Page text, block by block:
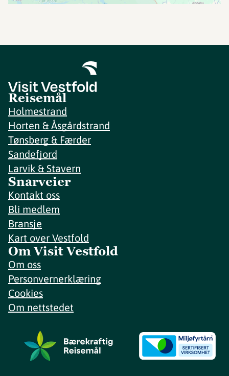
Reisemål
Holmestrand
Horten & Åsgårdstrand
Tønsberg & Færder
Sandefjord
Larvik & Stavern
Snarveier
Kontakt oss
Bli medlem
Bransje
Kart over Vestfold
Om Visit Vestfold
Om oss
Personvernerklæring
Cookies
Om nettstedet